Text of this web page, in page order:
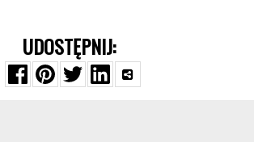
UDOSTĘPNIJ: